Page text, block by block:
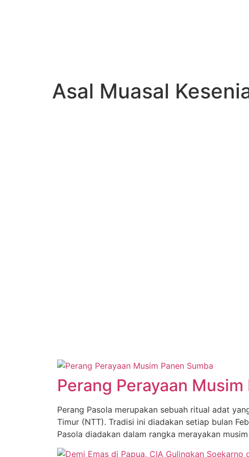
Asal Muasal
Perang Perayaan Musim
Perang Pasola merupakan sebuah ritual adat
Timur (NTT). Tradisi ini diadakan setiap bulan
Pasola diadakan dalam rangka merayakan